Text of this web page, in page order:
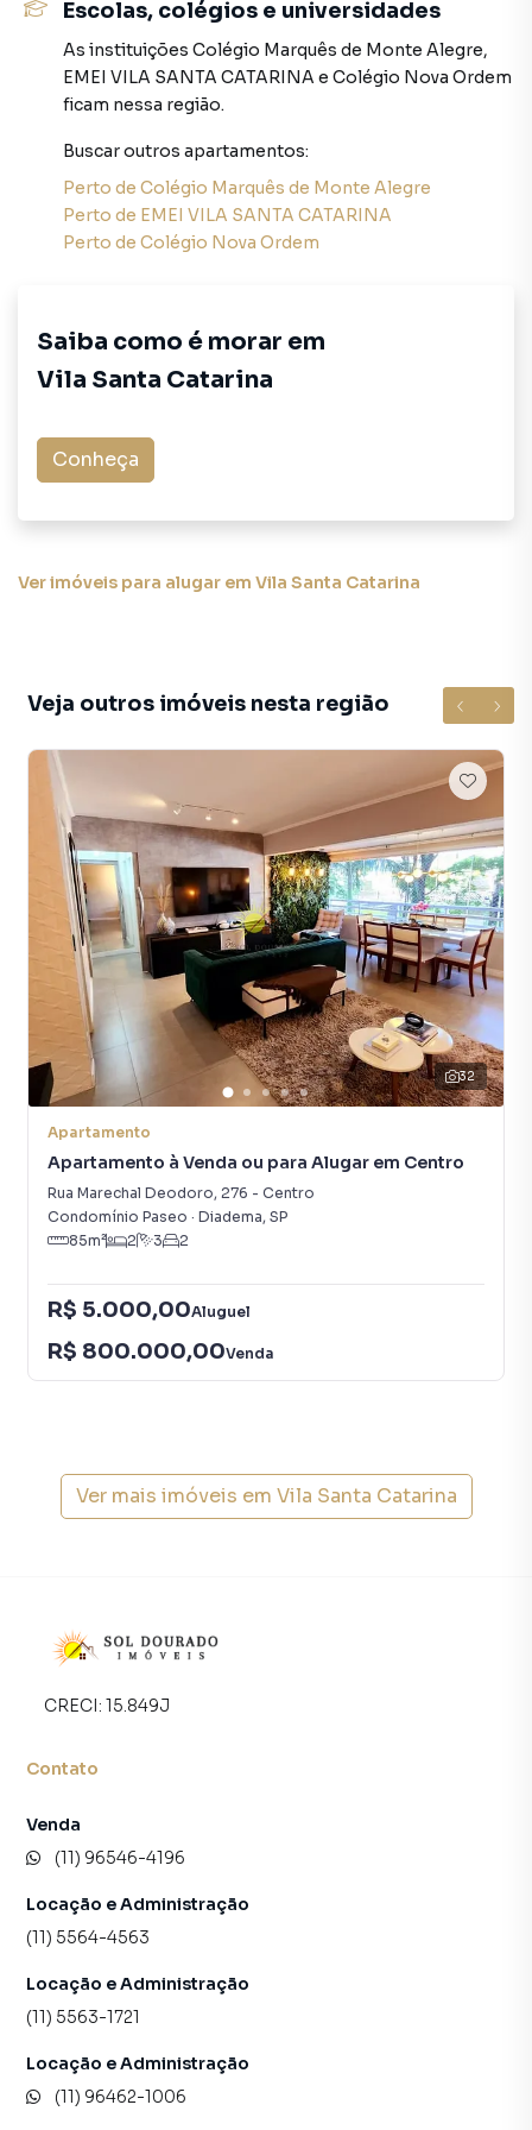
produzir campanhas específicas para São Paulo, o que
aumenta muito o número de contatos interessados e
tendo como consequência uma maior chance de vender ou
alugar seu imóvel mais rápido. Contamos também com um
central de atendimento preparada para atender
proprietários e inquilinos.
Escolas, colégios e universidades
As instituições Colégio Marquês de Monte Alegre,
EMEI VILA SANTA CATARINA e Colégio Nova Ordem
ficam nessa região.
Buscar outros apartamentos:
Perto de Colégio Marquês de Monte Alegre
Perto de EMEI VILA SANTA CATARINA
Perto de Colégio Nova Ordem
Saiba como é morar em
Vila Santa Catarina
Conheça
Ver imóveis para alugar em Vila Santa Catarina
Veja outros imóveis nesta região
32
Apartamento
Apartamento à Venda ou para Alugar em Centro
Rua Marechal Deodoro, 276 - Centro
Condomínio Paseo · Diadema, SP
85m² 2 3 2
R$ 5.000,00Aluguel
R$ 800.000,00Venda
Ver mais imóveis em Vila Santa Catarina
CRECI: 15.849J
Contato
Venda
(11) 96546-4196
Locação e Administração
(11) 5564-4563
Locação e Administração
(11) 5563-1721
Locação e Administração
(11) 96462-1006